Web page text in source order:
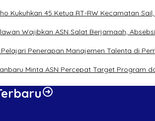
Kukuhkan 45 Ketua RT-RW Kecamatan
Wajibkan ASN Salat Berjamaah,
Penerapan Manajemen Talenta di
Minta ASN Percepat Target Program